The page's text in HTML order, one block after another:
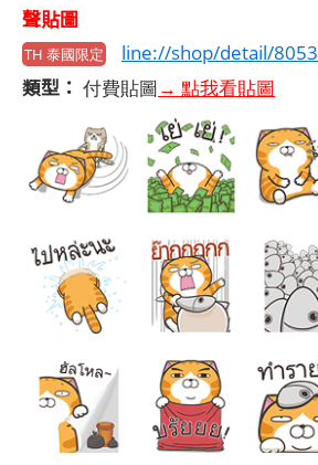
聲貼圖
TH 泰國限定 line://shop/detail/8053
類型： 付費貼圖→ 點我看貼圖